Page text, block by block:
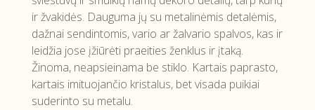
ir žvakidės. Dauguma jų su metalinėmis detalėmis,
dažnai sendintomis, vario ar žalvario spalvos, kas ir
leidžia jose įžiūrėti praeities ženklus ir įtaką.
Žinoma, neapsieinama be stiklo. Kartais paprasto,
kartais imituojančio kristalus, bet visada puikiai
suderinto su metalu.